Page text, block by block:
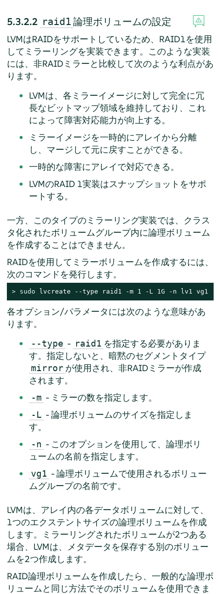
5.3.2.2 raid1 論理ボリュームの設定
LVMはRAIDをサポートしているため、RAID1を使用
してミラーリングを実装できます。このような実装
には、非RAIDミラーと比較して次のような利点があ
ります。
LVMは、各ミラーイメージに対して完全に冗
長なビットマップ領域を維持しており、これ
によって障害対応能力が向上する。
ミラーイメージを一時的にアレイから分離
し、マージして元に戻すことができる。
一時的な障害にアレイで対応できる。
LVMのRAID 1実装はスナップショットをサポ
ートする。
一方、このタイプのミラーリング実装では、クラス
タ化されたボリュームグループ内に論理ボリューム
を作成することはできません。
RAIDを使用してミラーボリュームを作成するには、
次のコマンドを発行します。
> sudo lvcreate --type raid1 -m 1 -L 1G -n lv1 vg1
各オプション/パラメータには次のような意味があ
ります。
--type - raid1 を指定する必要がありま
す。指定しないと、暗黙のセグメントタイプ
mirror が使用され、非RAIDミラーが作成
されます。
-m - ミラーの数を指定します。
-L - 論理ボリュームのサイズを指定しま
す。
-n - このオプションを使用して、論理ボリ
ュームの名前を指定します。
vg1 - 論理ボリュームで使用されるボリュー
ムグループの名前です。
LVMは、アレイ内の各データボリュームに対して、
1つのエクステントサイズの論理ボリュームを作成
します。ミラーリングされたボリュームが2つある
場合、LVMは、メタデータを保存する別のボリュー
ムを2つ作成します。
RAID論理ボリュームを作成したら、一般的な論理ボ
リュームと同じ方法でそのボリュームを使用できま